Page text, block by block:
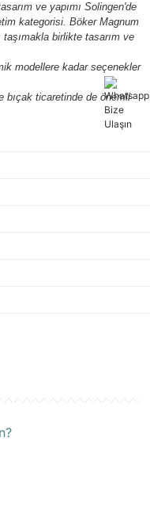
ve yapımı Solingen'de
kategorisi. Böker Magnum
birlikte tasarım ve
modellere kadar seçenekler
bıçak ticaretinde de önemli